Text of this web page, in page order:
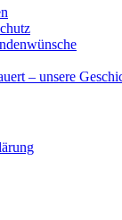
– unsere